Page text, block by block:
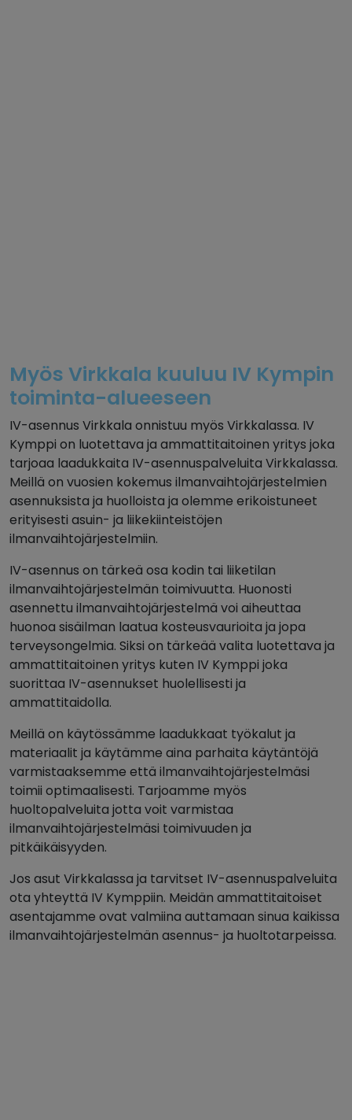
Myös Virkkala kuuluu IV Kympin
toiminta-alueeseen
IV-asennus Virkkala onnistuu myös Virkkalassa. IV
Kymppi on luotettava ja ammattitaitoinen yritys joka
tarjoaa laadukkaita IV-asennuspalveluita Virkkalassa.
Meillä on vuosien kokemus ilmanvaihtojärjestelmien
asennuksista ja huolloista ja olemme erikoistuneet
erityisesti asuin- ja liikekiinteistöjen
ilmanvaihtojärjestelmiin.
IV-asennus on tärkeä osa kodin tai liiketilan
ilmanvaihtojärjestelmän toimivuutta. Huonosti
asennettu ilmanvaihtojärjestelmä voi aiheuttaa
huonoa sisäilman laatua kosteusvaurioita ja jopa
terveysongelmia. Siksi on tärkeää valita luotettava ja
ammattitaitoinen yritys kuten IV Kymppi joka
suorittaa IV-asennukset huolellisesti ja
ammattitaidolla.
Meillä on käytössämme laadukkaat työkalut ja
materiaalit ja käytämme aina parhaita käytäntöjä
varmistaaksemme että ilmanvaihtojärjestelmäsi
toimii optimaalisesti. Tarjoamme myös
huoltopalveluita jotta voit varmistaa
ilmanvaihtojärjestelmäsi toimivuuden ja
pitkäikäisyyden.
Jos asut Virkkalassa ja tarvitset IV-asennuspalveluita
ota yhteyttä IV Kymppiin. Meidän ammattitaitoiset
asentajamme ovat valmiina auttamaan sinua kaikissa
ilmanvaihtojärjestelmän asennus- ja huoltotarpeissa.